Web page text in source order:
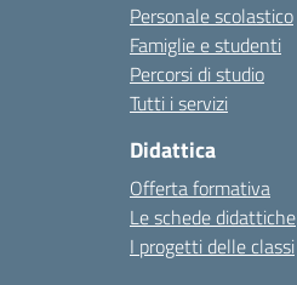
Personale scolastico
Famiglie e studenti
Percorsi di studio
Tutti i servizi
Didattica
Offerta formativa
Le schede didattiche
I progetti delle classi